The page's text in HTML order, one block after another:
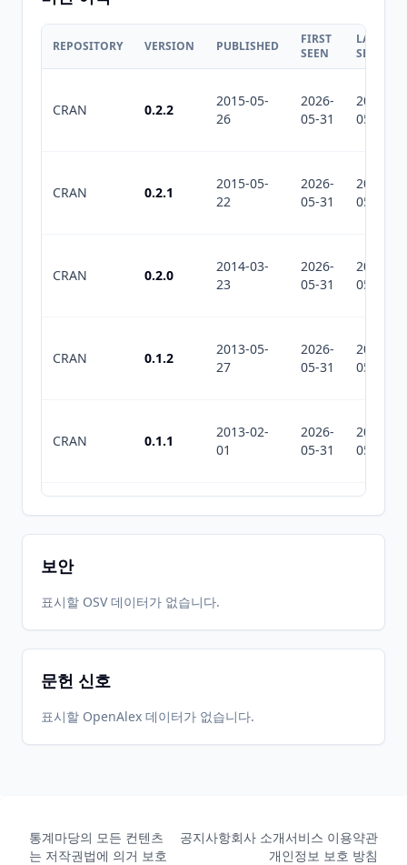
REPOSITORY VERSION PUBLISHED
FIRST
SEEN
LAST
SEEN
CRAN 0.2.2
2015-05-
26
2026-
05-31
2026-
05-31
CRAN 0.2.1
2015-05-
22
2026-
05-31
2026-
05-31
CRAN 0.2.0
2014-03-
23
2026-
05-31
2026-
05-31
CRAN 0.1.2
2013-05-
27
2026-
05-31
2026-
05-31
CRAN 0.1.1
2013-02-
01
2026-
05-31
2026-
05-31
2012-12-
22
2026-
05-31
2026-
05-31
CRAN 0.3.0
보안
표시할 OSV 데이터가 없습니다.
문헌 신호
표시할 OpenAlex 데이터가 없습니다.
통계마당의 모든 컨텐츠
는 저작권법에 의거 보호
공지사항회사 소개서비스 이용약관
개인정보 보호 방침